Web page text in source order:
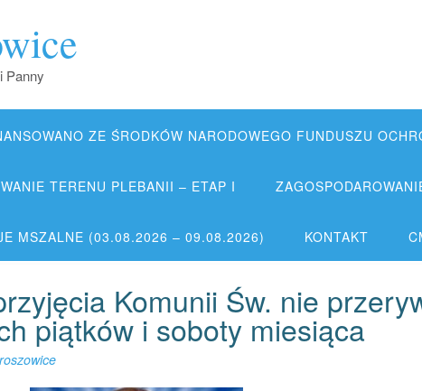
Panny
ZE ŚRODKÓW NARODOWEGO FUNDUSZU
TERENU PLEBANII – ETAP I
MSZALNE (03.08.2026 – 09.08.2026) KONTAKT
Komunii Św. nie
piątków i soboty miesiąca